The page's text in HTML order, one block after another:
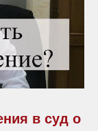
в суд о